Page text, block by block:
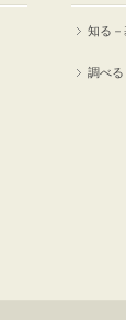
知る－
調べる